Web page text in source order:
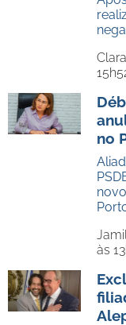
no
às